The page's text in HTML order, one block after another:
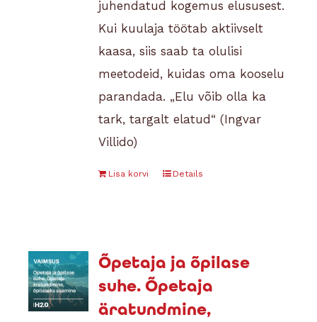
juhendatud kogemus elususest.
Kui kuulaja töötab aktiivselt
kaasa, siis saab ta olulisi
meetodeid, kuidas oma kooselu
parandada. „Elu võib olla ka
tark, targalt elatud“ (Ingvar
Villido)
Lisa korvi Details
Õpetaja ja õpilase
suhe. Õpetaja
äratundmine,